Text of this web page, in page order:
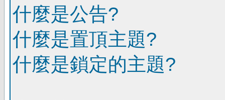
什麼是公告?
什麼是置頂主題?
什麼是鎖定的主題?